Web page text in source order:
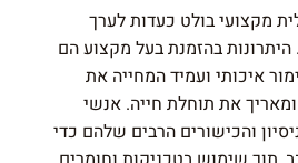
מקצועי בולט כעדות לערך
בהזמנת בעל מקצוע הם
איכותי ועמיד המחייה את
את תוחלת חייה. אנשי
והכישורים הרבים שלהם כדי